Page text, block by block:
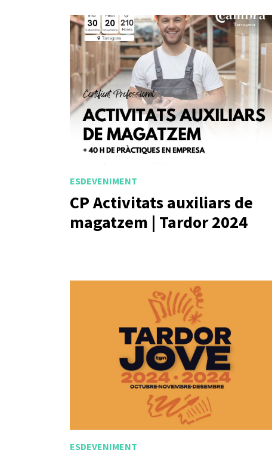
ESDEVENIMENT
CP Activitats auxiliars de
magatzem | Tardor 2024
ESDEVENIMENT